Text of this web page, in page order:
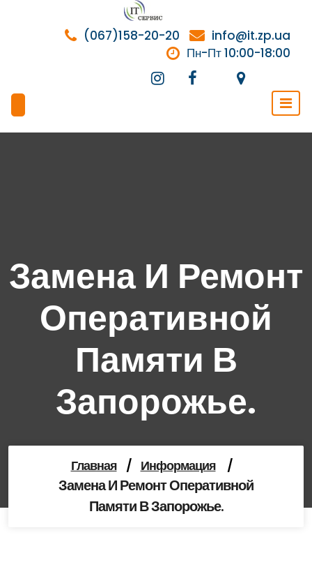
содержимому
info@it.zp.ua
(067)158-20-20
Пн-Пт 10:00-18:00
Замена И Ремонт
Оперативной
Памяти В
Запорожье.
Главная / Информация /
Замена И Ремонт Оперативной
Памяти В Запорожье.